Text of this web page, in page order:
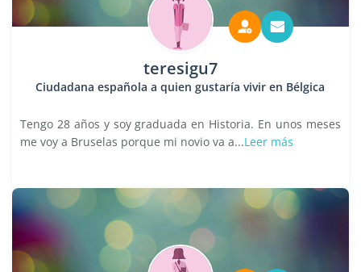
teresigu7
Ciudadana española a quien gustaría vivir en Bélgica
Tengo 28 años y soy graduada en Historia. En unos meses
me voy a Bruselas porque mi novio va a...Leer más